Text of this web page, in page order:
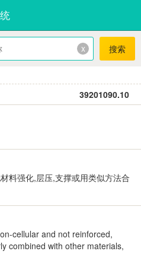
x 搜索
39201090.10
料强化,层压,支撑或用类似方法合
cellular and not reinforced,
combined with other materials,